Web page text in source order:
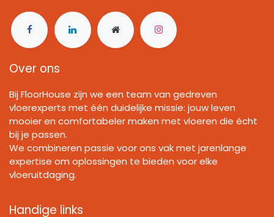
Over ons
Bij FloorHouse zijn we een team van gedreven
vloerexperts met één duidelijke missie: jouw leven
mooier en comfortabeler maken met vloeren die écht
bij je passen.
We combineren passie voor ons vak met jarenlange
expertise om oplossingen te bieden voor elke
vloeruitdaging.
Handige links